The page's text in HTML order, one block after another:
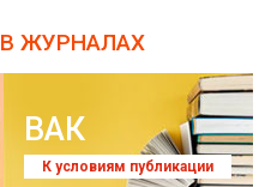
В ЖУРНАЛАХ
ВАК
К условиям публикации